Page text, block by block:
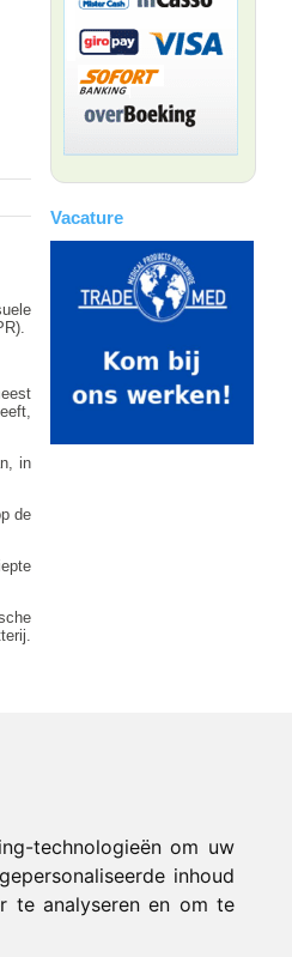
technologieën om uw
inhoud
te analyseren en om te
Vacature
in
de
uit,